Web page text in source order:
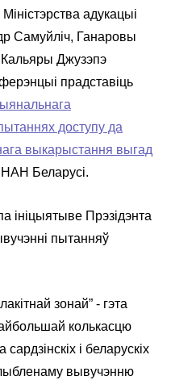
адукацыі
Самуйліч, Ганаровы
Кальяры Джузэпэ
прадставіць
доступу да
выкарыстання выгад
НАН Беларусі.
ініцыятыве Прэзідэнта
пытанняў
зонай” - гэта
колькасцю
і беларускіх
вывучэнню